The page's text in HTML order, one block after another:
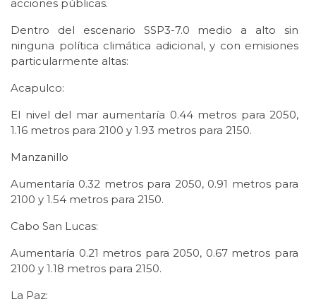
acciones públicas.
Dentro del escenario SSP3-7.0 medio a alto sin
ninguna política climática adicional, y con emisiones
particularmente altas:
Acapulco:
El nivel del mar aumentaría 0.44 metros para 2050,
1.16 metros para 2100 y 1.93 metros para 2150.
Manzanillo
Aumentaría 0.32 metros para 2050, 0.91 metros para
2100 y 1.54 metros para 2150.
Cabo San Lucas:
Aumentaría 0.21 metros para 2050, 0.67 metros para
2100 y 1.18 metros para 2150.
La Paz: